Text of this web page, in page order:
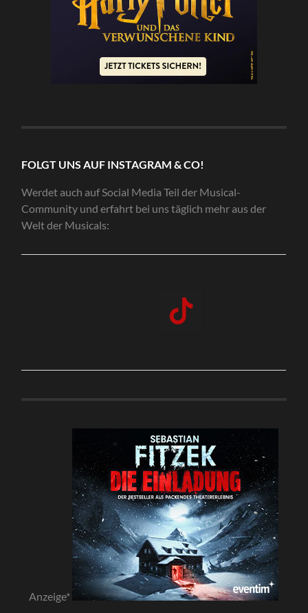
FOLGT UNS AUF INSTAGRAM & CO!
Werdet auch auf Social Media Teil der Musical-
Community und erfahrt bei uns täglich mehr aus der
Welt der Musicals:
Anzeige*